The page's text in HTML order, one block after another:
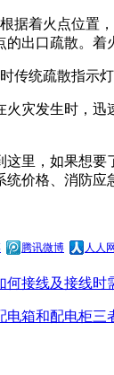
着火点位置，
出口疏散。着
统疏散指示灯
发生时，迅
里，如果想要
价格、消防应
腾讯微博 人人网
何接线及接线时
电箱和配电柜三